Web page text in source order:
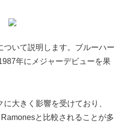
ついて説明します。ブルーハー
年にメジャーデビューを果
大きく影響を受けており、
と比較されることが多